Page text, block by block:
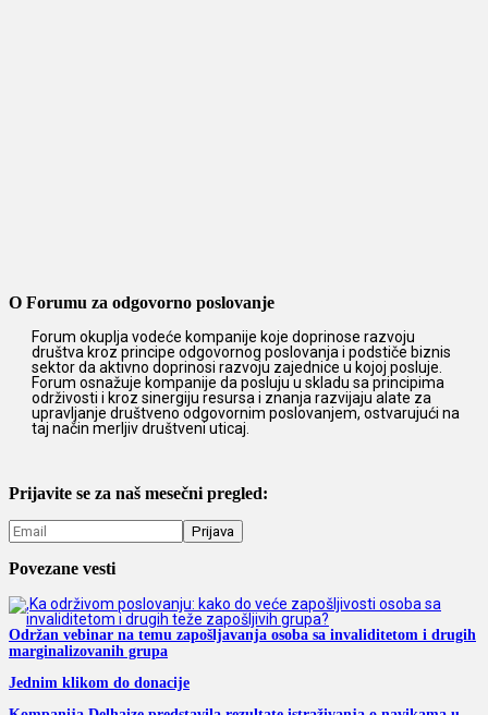
O Forumu za odgovorno poslovanje
Forum okuplja vodeće kompanije koje doprinose razvoju
društva kroz principe odgovornog poslovanja i podstiče biznis
sektor da aktivno doprinosi razvoju zajednice u kojoj posluje.
Forum osnažuje kompanije da posluju u skladu sa principima
održivosti i kroz sinergiju resursa i znanja razvijaju alate za
upravljanje društveno odgovornim poslovanjem, ostvarujući na
taj način merljiv društveni uticaj.
Prijavite se za naš mesečni pregled:
Povezane vesti
Održan vebinar na temu zapošljavanja osoba sa invaliditetom i drugih
marginalizovanih grupa
Jednim klikom do donacije